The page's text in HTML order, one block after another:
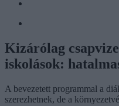
Kizárólag
iskolások:
A bevezetett programmal a
szerezhetnek, de a